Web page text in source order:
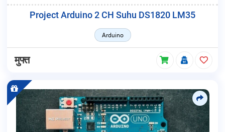
Project Arduino 2 CH Suhu DS1820 LM35
Arduino
मुफ्त